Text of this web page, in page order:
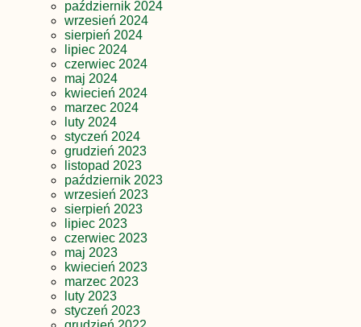
październik 2024
wrzesień 2024
sierpień 2024
lipiec 2024
czerwiec 2024
maj 2024
kwiecień 2024
marzec 2024
luty 2024
styczeń 2024
grudzień 2023
listopad 2023
październik 2023
wrzesień 2023
sierpień 2023
lipiec 2023
czerwiec 2023
maj 2023
kwiecień 2023
marzec 2023
luty 2023
styczeń 2023